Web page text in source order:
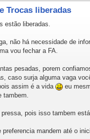
Trocas liberadas
estão liberadas.
não há necessidade de
vou fechar a FA.
pesadas, porem
caso surja alguma vaga
assim é a vida
eu
tambem.
pois isso tambem
mandem até o